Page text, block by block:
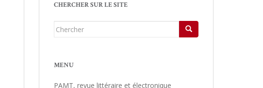
CHERCHER SUR LE SITE
Chercher...
MENU
PAMT, revue littéraire et électronique